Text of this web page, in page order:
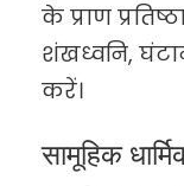
के प्राण
शंखध्वनि,
करें।
सामूहिक